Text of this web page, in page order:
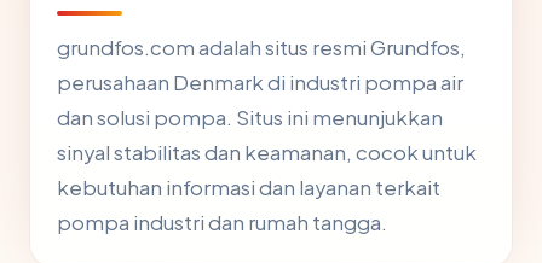
grundfos.com adalah situs resmi Grundfos,
perusahaan Denmark di industri pompa air
dan solusi pompa. Situs ini menunjukkan
sinyal stabilitas dan keamanan, cocok untuk
kebutuhan informasi dan layanan terkait
pompa industri dan rumah tangga.